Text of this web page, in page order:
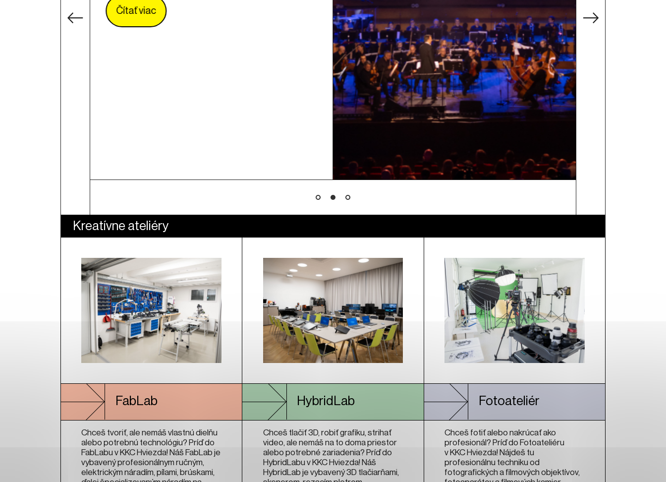
Kreatívne ateliéry
FabLab
Chceš tvoriť, ale nemáš vlastnú dielňu
alebo potrebnú technológiu? Príď do
FabLabu v KKC Hviezda! Náš FabLab je
vybavený profesionálnym ručným,
elektrickým náradím, pílami, brúskami,
HybridLab
Chceš tlačiť 3D, robiť grafiku, strihať
video, ale nemáš na to doma priestor
alebo potrebné zariadenia? Príď do
HybridLabu v KKC Hviezda! Náš
HybridLab je vybavený 3D tlačiarňami,
Fotoateliér
Chceš fotiť alebo nakrúcať ako
profesionál? Príď do Fotoateliéru
v KKC Hviezda! Nájdeš tu
profesionálnu techniku od
fotografických a filmových objektívov,